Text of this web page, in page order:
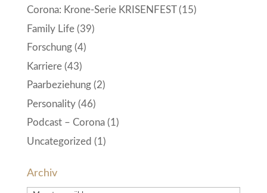
Corona: Krone-Serie KRISENFEST(15)
Family Life(39)
Forschung(4)
Karriere(43)
Paarbeziehung(2)
Personality(46)
Podcast – Corona(1)
Uncategorized (1)
Archiv